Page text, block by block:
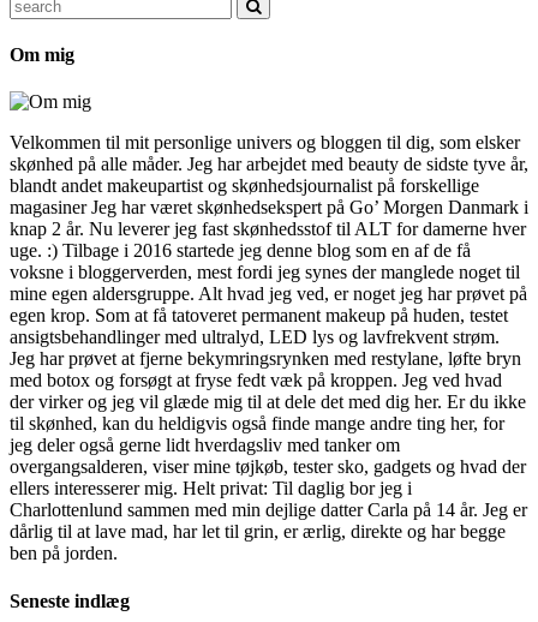
for:
Om mig
Velkommen til mit personlige univers og bloggen til dig, som elsker
skønhed på alle måder. Jeg har arbejdet med beauty de sidste tyve år,
blandt andet makeupartist og skønhedsjournalist på forskellige
magasiner Jeg har været skønhedsekspert på Go’ Morgen Danmark i
knap 2 år. Nu leverer jeg fast skønhedsstof til ALT for damerne hver
uge. :) Tilbage i 2016 startede jeg denne blog som en af de få
voksne i bloggerverden, mest fordi jeg synes der manglede noget til
mine egen aldersgruppe. Alt hvad jeg ved, er noget jeg har prøvet på
egen krop. Som at få tatoveret permanent makeup på huden, testet
ansigtsbehandlinger med ultralyd, LED lys og lavfrekvent strøm.
Jeg har prøvet at fjerne bekymringsrynken med restylane, løfte bryn
med botox og forsøgt at fryse fedt væk på kroppen. Jeg ved hvad
der virker og jeg vil glæde mig til at dele det med dig her. Er du ikke
til skønhed, kan du heldigvis også finde mange andre ting her, for
jeg deler også gerne lidt hverdagsliv med tanker om
overgangsalderen, viser mine tøjkøb, tester sko, gadgets og hvad der
ellers interesserer mig. Helt privat: Til daglig bor jeg i
Charlottenlund sammen med min dejlige datter Carla på 14 år. Jeg er
dårlig til at lave mad, har let til grin, er ærlig, direkte og har begge
ben på jorden.
Seneste indlæg